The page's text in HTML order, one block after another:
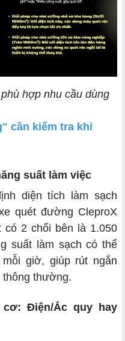
hợp nhu cầu dùng
cần kiểm tra khi
suất làm việc
diện tích làm sạch
quét đường CleproX
có 2 chổi bên là 1.050
suất làm sạch có thể
giờ, giúp rút ngắn
thông thường.
Điện/Ắc quy hay